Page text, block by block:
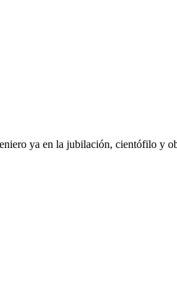
ya en la jubilación, cientófilo y